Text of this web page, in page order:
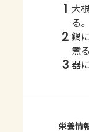
1 大
る。
2 鍋に
煮る
3 器
栄養情